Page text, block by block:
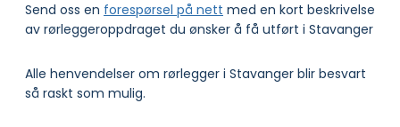
Send oss en forespørsel på nett med en kort beskrivelse
av rørleggeroppdraget du ønsker å få utført i Stavanger
Alle henvendelser om rørlegger i Stavanger blir besvart
så raskt som mulig.